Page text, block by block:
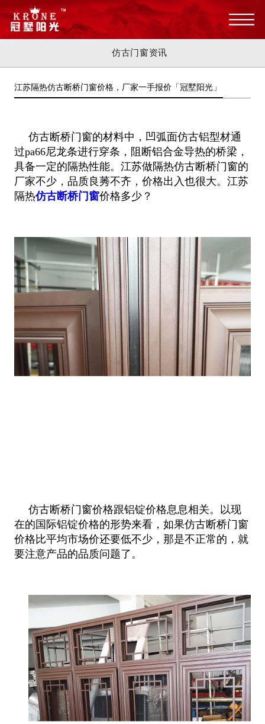
仿古门窗资讯
江苏隔热仿古断桥门窗价格，厂家一手报价「冠墅阳光」
仿古断桥门窗的材料中，凹弧面仿古铝型材通
过pa66尼龙条进行穿条，阻断铝合金导热的桥梁，
具备一定的隔热性能。江苏做隔热仿古断桥门窗的
厂家不少，品质良莠不齐，价格出入也很大。江苏
隔热仿古断桥门窗价格多少？
仿古断桥门窗价格跟铝锭价格息息相关。以现
在的国际铝锭价格的形势来看，如果仿古断桥门窗
价格比平均市场价还要低不少，那是不正常的，就
要注意产品的品质问题了。